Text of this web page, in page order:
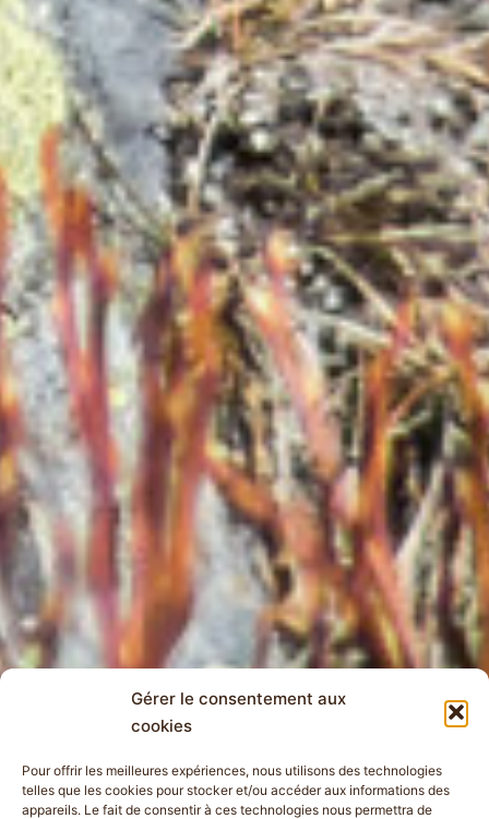
Gérer le consentement aux
cookies
Pour offrir les meilleures expériences, nous utilisons des technologies
telles que les cookies pour stocker et/ou accéder aux informations des
appareils. Le fait de consentir à ces technologies nous permettra de